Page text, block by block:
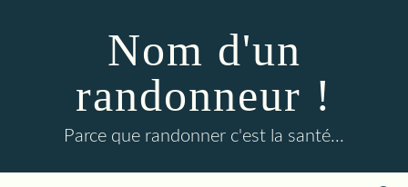
Nom d'un
randonneur !
Parce que randonner c'est la santé...